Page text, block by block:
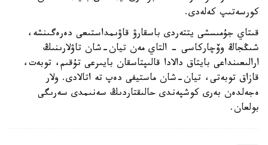
كورسەتىپ كەلەدى.
قىتاي جۇمىسشى يتتەردى باسقارۋ قاۋىمداستىعى دەرەگىنشە،
شىڭجاڭ وۆچاركاسى - التاي مەن تيان-شان تاۋلارىنىڭ
ارالىعىنداعى بايتاق دالادا قالىپتاسقان بايىرعى تۇقىم، توبەت،
قازاق توبەتى، تيان-شان ماستيفى دەپ تە اتالادى. ولار
ەجەلدەن بەرى كوشپەندى حالىقتاردىڭ سەنىمدى سەرىگى
بولعان.